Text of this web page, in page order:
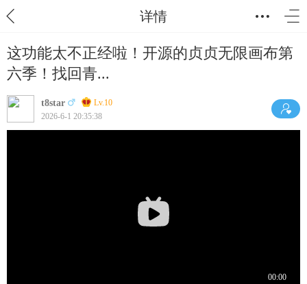
详情
这功能太不正经啦！开源的贞贞无限画布第
六季！找回青...
t8star
Lv.10
2026-6-1 20:35:38